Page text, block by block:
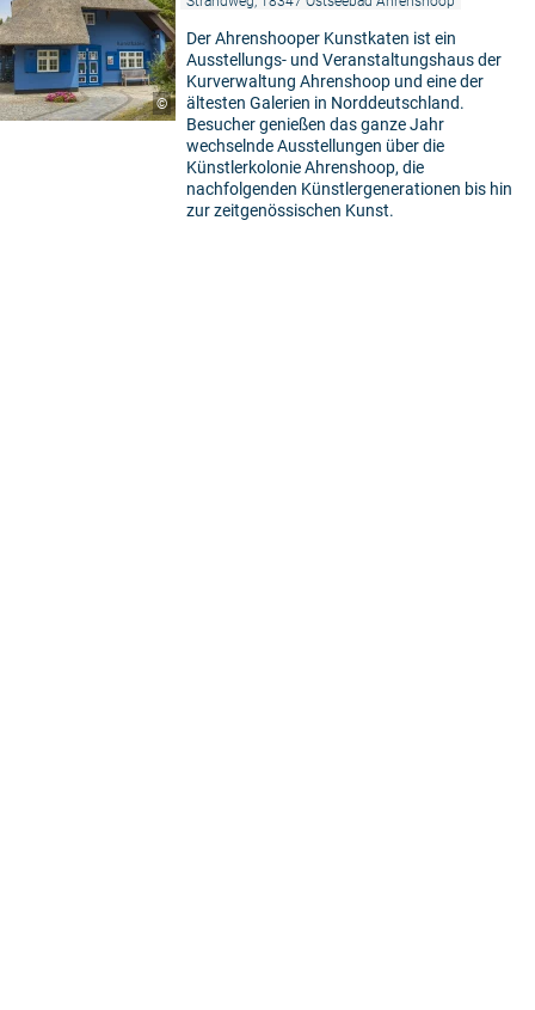
©
Der Ahrenshooper Kunstkaten ist ein
Ausstellungs- und Veranstaltungshaus der
Kurverwaltung Ahrenshoop und eine der
ältesten Galerien in Norddeutschland.
Besucher genießen das ganze Jahr
wechselnde Ausstellungen über die
Künstlerkolonie Ahrenshoop, die
nachfolgenden Künstlergenerationen bis hin
zur zeitgenössischen Kunst.